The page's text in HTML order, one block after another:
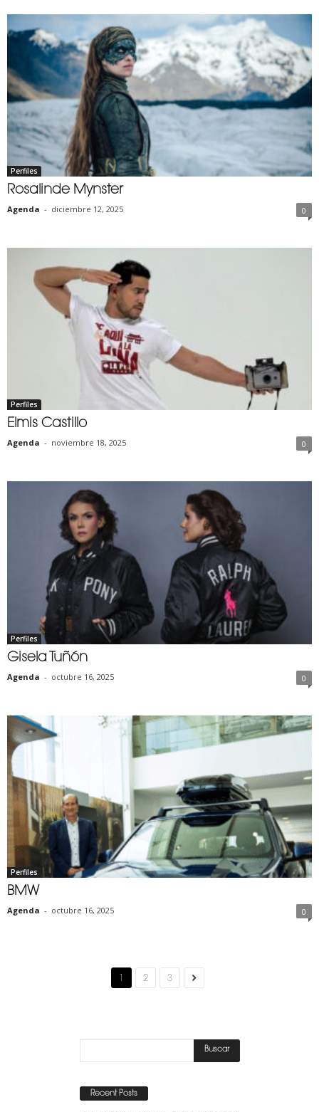
Perfiles
Rosalinde Mynster
Agenda - diciembre 12, 2025 0
Perfiles
Elmis Castillo
Agenda - noviembre 18, 2025 0
Perfiles
Gisela Tuñón
Agenda - octubre 16, 2025 0
Perfiles
BMW
Agenda - octubre 16, 2025 0
2 3
Recent Posts